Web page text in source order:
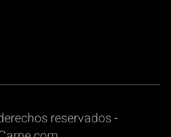
reservados -